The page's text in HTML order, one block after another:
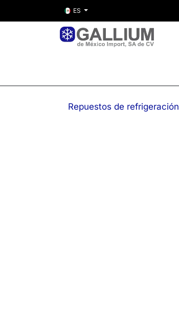
ES
Repuestos de refrigeración